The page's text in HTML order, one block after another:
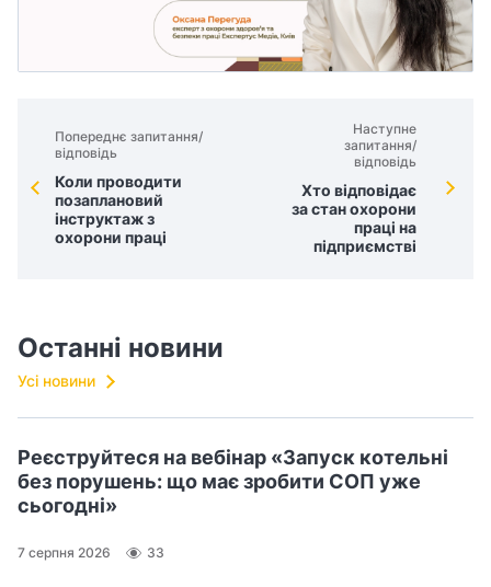
Попереднє запитання/
відповідь
Коли проводити
позаплановий
інструктаж з
охорони праці
Наступне
запитання/
відповідь
Хто відповідає
за стан охорони
праці на
підприємстві
Останні новини
Усі новини
Реєструйтеся на вебінар «Запуск котельні
без порушень: що має зробити СОП уже
сьогодні»
7 серпня 2026 33